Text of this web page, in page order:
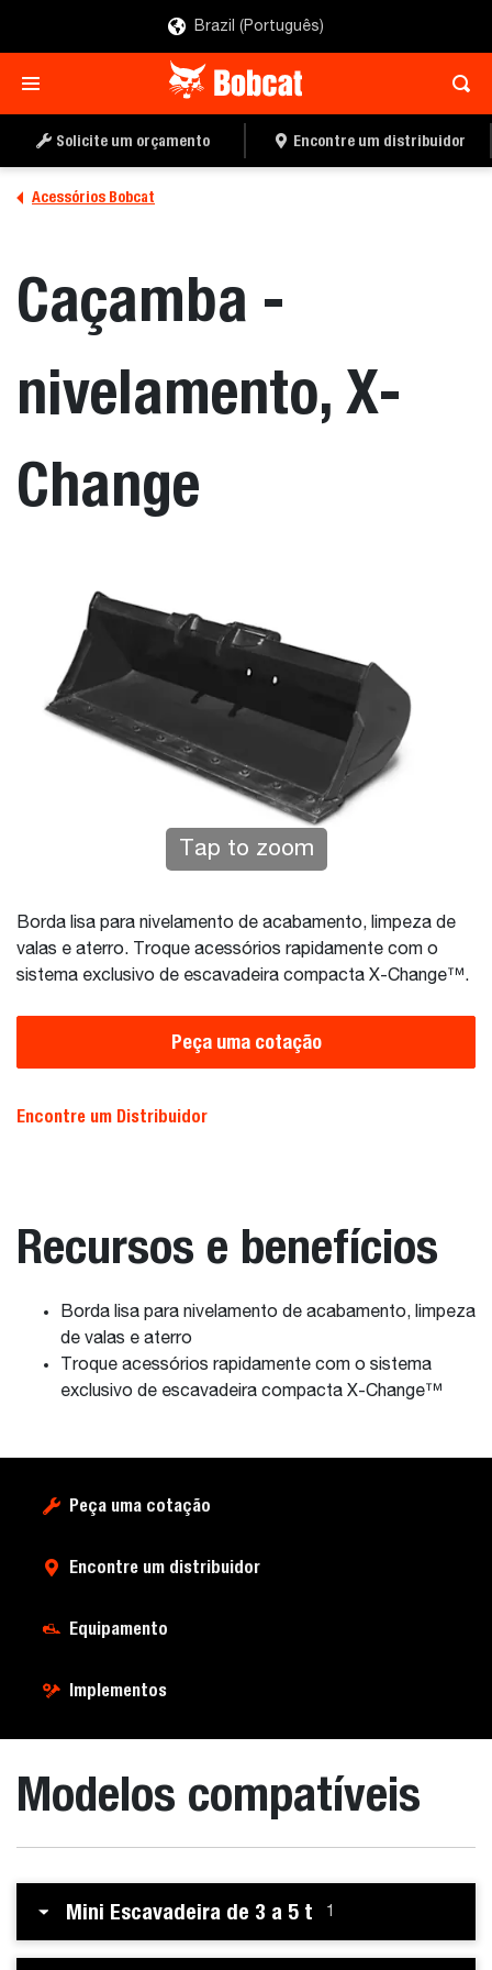
Brazil (Português)
Solicite um orçamento Encontre um distribuidor
Acessórios Bobcat
Caçamba -
nivelamento, X-
Change
Tap to zoom
Borda lisa para nivelamento de acabamento, limpeza de
valas e aterro. Troque acessórios rapidamente com o
sistema exclusivo de escavadeira compacta X-Change™.
Peça uma cotação
Encontre um Distribuidor
Recursos e benefícios
Borda lisa para nivelamento de acabamento, limpeza
de valas e aterro
Troque acessórios rapidamente com o sistema
exclusivo de escavadeira compacta X-Change™
Peça uma cotação
Encontre um distribuidor
Equipamento
Implementos
PEÇA UMA COTAÇÃO
ENCONTRE UM
Modelos compatíveis
Mini Escavadeira de 3 a 5 t 1